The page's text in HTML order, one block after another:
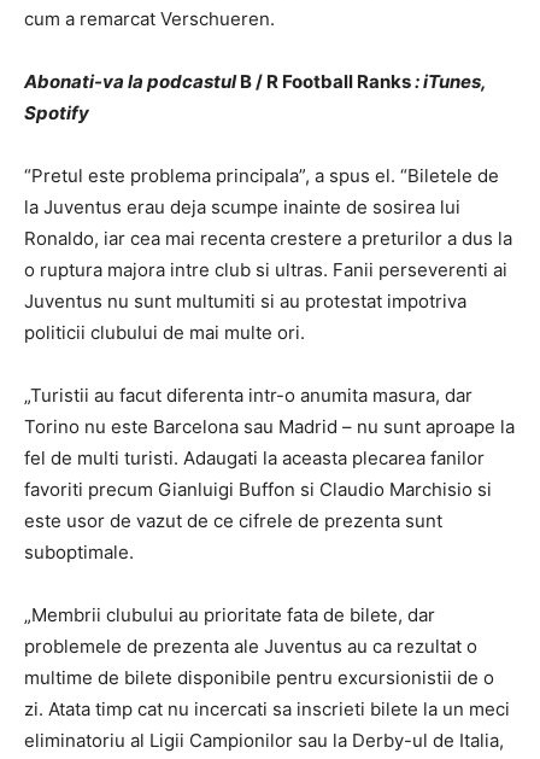
cum a remarcat Verschueren.
Abonati-va la podcastulB / R Football Ranks: iTunes,
Spotify
“Pretul este problema principala”, a spus el. “Biletele de
la Juventus erau deja scumpe inainte de sosirea lui
Ronaldo, iar cea mai recenta crestere a preturilor a dus la
o ruptura majora intre club si ultras. Fanii perseverenti ai
Juventus nu sunt multumiti si au protestat impotriva
politicii clubului de mai multe ori.
„Turistii au facut diferenta intr-o anumita masura, dar
Torino nu este Barcelona sau Madrid – nu sunt aproape la
fel de multi turisti. Adaugati la aceasta plecarea fanilor
favoriti precum Gianluigi Buffon si Claudio Marchisio si
este usor de vazut de ce cifrele de prezenta sunt
suboptimale.
„Membrii clubului au prioritate fata de bilete, dar
problemele de prezenta ale Juventus au ca rezultat o
multime de bilete disponibile pentru excursionistii de o
zi. Atata timp cat nu incercati sa inscrieti bilete la un meci
eliminatoriu al Ligii Campionilor sau la Derby-ul de Italia,